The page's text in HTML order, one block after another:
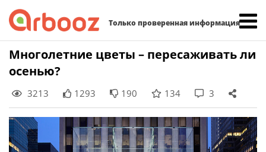
Только проверенная информация
Skip
Многолетние цветы – пересаживать ли
осенью?
3213 1293 190 134 3
Найти: